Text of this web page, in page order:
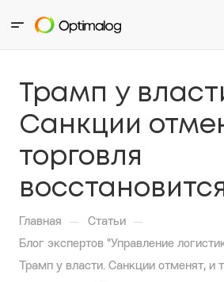
Трамп у
Санкции
торговля
Главная — Статьи —
Блог экспертов "Управление
Трамп у власти. Санкции отменят, и